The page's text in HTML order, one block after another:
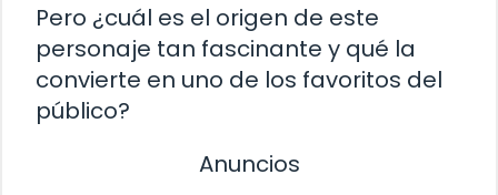
Pero ¿cuál es el origen de este
personaje tan fascinante y qué la
convierte en uno de los favoritos del
público?
Anuncios